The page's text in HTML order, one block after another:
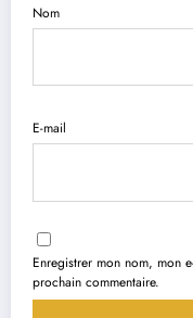
Nom
E-mail
Enregistrer mon nom, mon
prochain commentaire.